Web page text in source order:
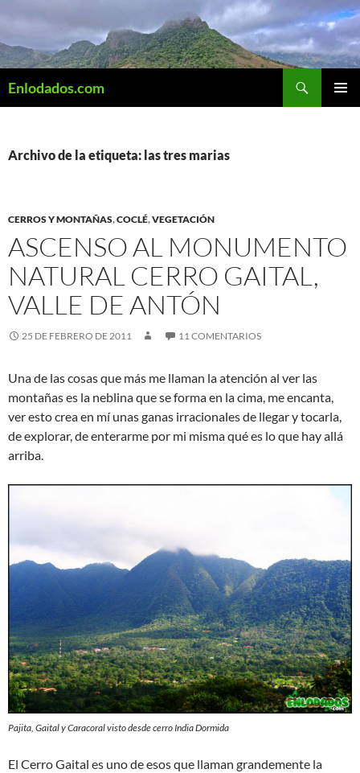
contenido
Enlodados.com
Archivo de la etiqueta: las tres marias
CERROS Y MONTAÑAS,COCLÉ,VEGETACIÓN
ASCENSO AL MONUMENTO
NATURAL CERRO GAITAL,
VALLE DE ANTÓN
25 DE FEBRERO DE 2011 11 COMENTARIOS
Una de las cosas que más me llaman la atención al ver las
montañas es la neblina que se forma en la cima, me encanta,
ver esto crea en mí­ unas ganas irracionales de llegar y tocarla,
de explorar, de enterarme por mi misma qué es lo que hay allá
arriba.
Pajita, Gaital y Caracoral visto desde cerro India Dormida
El Cerro Gaital es uno de esos que llaman grandemente la